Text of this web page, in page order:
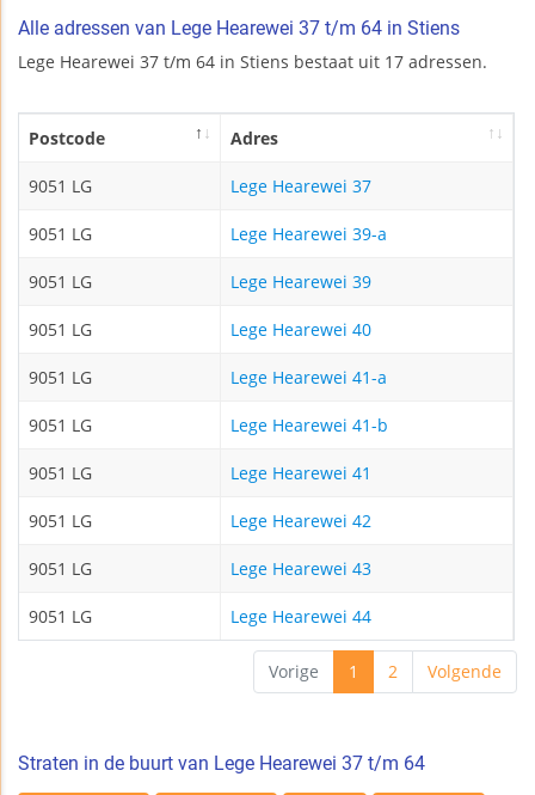
Alle adressen van Lege Hearewei 37 t/m 64 in Stiens
Lege Hearewei 37 t/m 64 in Stiens bestaat uit 17 adressen.
Postcode Adres
9051 LG Lege Hearewei 37
9051 LG Lege Hearewei 39-a
9051 LG Lege Hearewei 39
9051 LG Lege Hearewei 40
9051 LG Lege Hearewei 41-a
9051 LG Lege Hearewei 41-b
9051 LG Lege Hearewei 41
9051 LG Lege Hearewei 42
9051 LG Lege Hearewei 43
9051 LG Lege Hearewei 44
Vorige 1 2 Volgende
Straten in de buurt van Lege Hearewei 37 t/m 64